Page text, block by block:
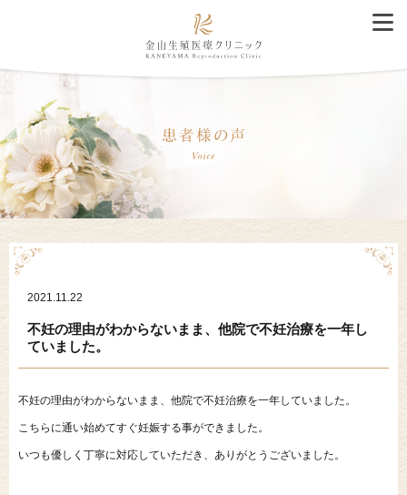
2021.11.22
不妊の理由がわからないまま、他院で不妊治療を一年し
ていました。
不妊の理由がわからないまま、他院で不妊治療を一年していました。
こちらに通い始めてすぐ妊娠する事ができました。
いつも優しく丁寧に対応していただき、ありがとうございました。